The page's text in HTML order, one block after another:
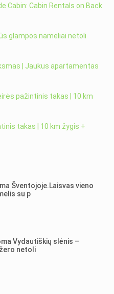
Cabin: Cabin Rentals on Back
glampos nameliai netoli
| Jaukus apartamentas
pažintinis takas | 10 km
takas | 10 km žygis +
Šventojoje.Laisvas vieno
su p
Vydautiškių slėnis –
netoli